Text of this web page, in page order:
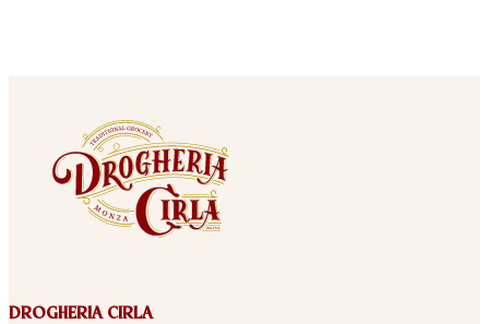
DROGHERIA CIRLA